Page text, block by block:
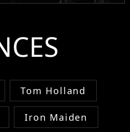
Tom Holland
Iron Maiden